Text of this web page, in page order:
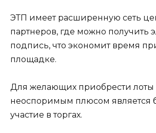
ЭТП имеет расширенную сеть
партнеров, где можно получить
подпись, что экономит время
площадке.
Для желающих приобрести лоты
неоспоримым плюсом является
участие в торгах.